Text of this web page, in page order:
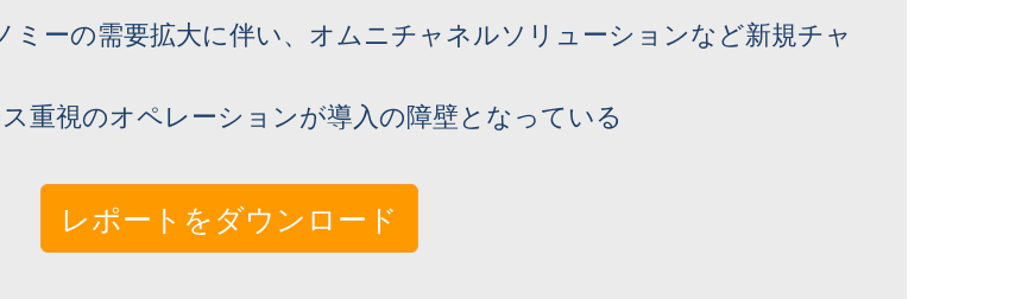
ーの需要拡大に伴い、オムニチャネルソリューションなど新規チャ
重視のオペレーションが導入の障壁となっている
レポートをダウンロード